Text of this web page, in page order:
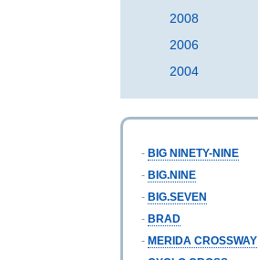
2008
2006
2004
- BIG NINETY-NINE
- BIG.NINE
- BIG.SEVEN
- BRAD
- MERIDA CROSSWAY